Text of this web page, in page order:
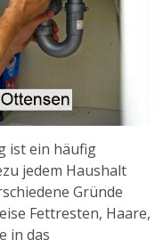
ist ein häufig
jedem Haushalt
Gründe
Fettresten, Haare,
in das